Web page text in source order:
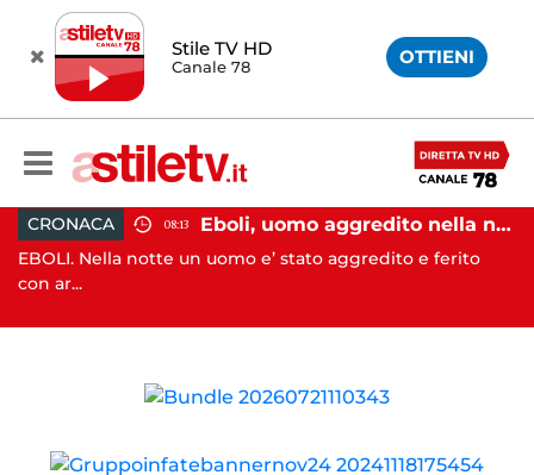
Stile TV HD
Canale 78 OTTIENI
08:13 Eboli, uomo aggredito nella notte: indagini in corso
un uomo e’ stato aggredito e ferito
CRONACA
SALERNO.